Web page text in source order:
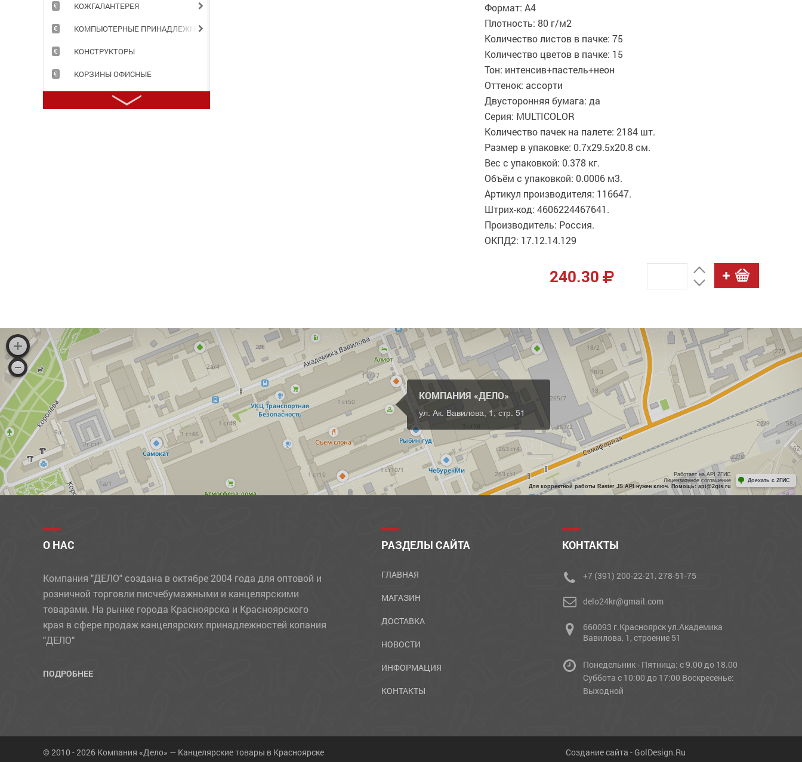
КОЖГАЛАНТЕРЕЯ
КОМПЬЮТЕРНЫЕ ПРИНАДЛЕЖНОСТИ
КОНСТРУКТОРЫ
КОРЗИНЫ ОФИСНЫЕ
КОРОБА АРХИВНЫЕ
НОВОГОДНИЕ ТОВАРЫ
НОЖИ
НОЖНИЦЫ
ОБЛОЖКИ
ОТКРЫТКИ
ПАКЕТЫ
ПАПКИ
ПРИНАДЛЕЖНОСТИ ДЛЯ ХРАНЕНИЯ ДОКУМЕНТОВ
ПРОДУКТЫ
ПРОЧИЕ ТОВАРЫ
РАЗДЕЛИТЕЛИ
СКОТЧ
Формат: А4
Плотность: 80 г/м2
Количество листов в пачке: 75
Количество цветов в пачке: 15
Тон: интенсив+пастель+неон
Оттенок: ассорти
Двусторонняя бумага: да
Серия: MULTICOLOR
Количество пачек на палете: 2184 шт.
Размер в упаковке: 0.7x29.5x20.8 см.
Вес с упаковкой: 0.378 кг.
Объём с упаковкой: 0.0006 м3.
Артикул производителя: 116647.
Штрих-код: 4606224467641.
Производитель: Россия.
ОКПД2: 17.12.14.129
240.30
КОМПАНИЯ «ДЕЛО»
ул. Ак. Вавилова, 1, стр. 51
Работает на API 2ГИС
Лицензионное соглашение
Для корректной работы Raster JS API нужен ключ. Помощь: api@2gis.ru
Доехать с 2ГИС
О НАС
Компания "ДЕЛО" создана в октябре 2004 года для оптовой и
розничной торговли писчебумажными и канцелярскими
товарами. На рынке города Красноярска и Красноярского
края в сфере продаж канцелярских принадлежностей копания
"ДЕЛО"
ПОДРОБНЕЕ
РАЗДЕЛЫ САЙТА
ГЛАВНАЯ
МАГАЗИН
ДОСТАВКА
НОВОСТИ
ИНФОРМАЦИЯ
КОНТАКТЫ
КОНТАКТЫ
+7 (391) 200-22-21, 278-51-75
delo24kr@gmail.com
660093 г.Красноярск ул.Академика
Вавилова, 1, строение 51
Понедельник - Пятница: с 9.00 до 18.00
Cуббота с 10:00 до 17:00 Воскресенье:
Выходной
© 2010 - 2026 Компания «Дело» — Канцелярские товары в Красноярске Создание сайта -GolDesign.Ru